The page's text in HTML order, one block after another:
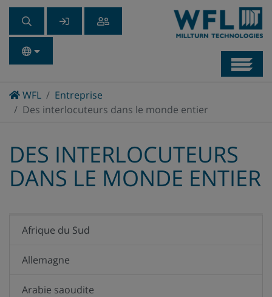
WFLHomeEntreprise
Des interlocuteurs dans le monde entier
DES INTERLOCUTEURS
DANS LE MONDE ENTIER
Afrique du Sud
Allemagne
Arabie saoudite